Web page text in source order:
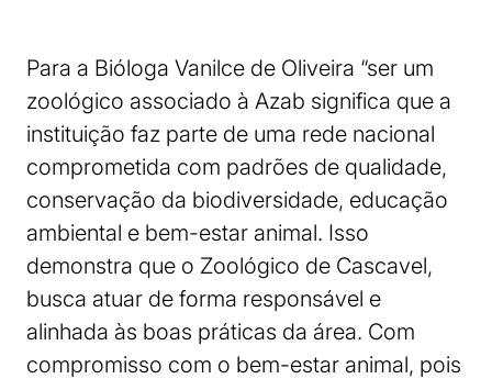
Para a Bióloga Vanilce de Oliveira “ser um
zoológico associado à Azab significa que a
instituição faz parte de uma rede nacional
comprometida com padrões de qualidade,
conservação da biodiversidade, educação
ambiental e bem-estar animal. Isso
demonstra que o Zoológico de Cascavel,
busca atuar de forma responsável e
alinhada às boas práticas da área. Com
compromisso com o bem-estar animal, pois